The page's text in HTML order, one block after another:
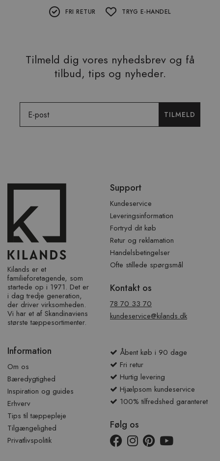
FRI RETUR TRYG E-HANDEL
Tilmeld dig vores nyhedsbrev og få
tilbud, tips og nyheder.
TILMELD
over
Kilands er et
familieforetagende, som
startede op i 1971. Det er
i dag tredje generation,
der driver virksomheden.
Vi har et af ​​Skandinaviens
største tæppesortimenter.
Support
Kundeservice
Leveringsinformation
Fortryd dit køb
Retur og reklamation
Handelsbetingelser
Ofte stillede spørgsmål
Kontakt os
78 70 33 70
kundeservice@kilands.dk
Information
Om os
Bæredygtighed
Inspiration og guides
Erhverv
Tips til tæppepleje
Tilgængelighed
Privatlivspolitik
Åbent køb i 90 dage
Fri retur
Hurtig levering
Hjælpsom kundeservice
100% tilfredshed garanteret
Følg os